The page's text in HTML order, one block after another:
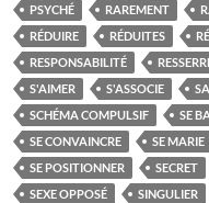
PSYCHÉ
RAREMENT
RÉDUIRE
RÉDUITES
RESPONSABILITÉ
S'AIMER
S'ASSOCIE
SCHÉMA COMPULSIF
SE
SE CONVAINCRE
SE MARIE
SE POSITIONNER
SECRET
SEXE OPPOSÉ
SINGULIER